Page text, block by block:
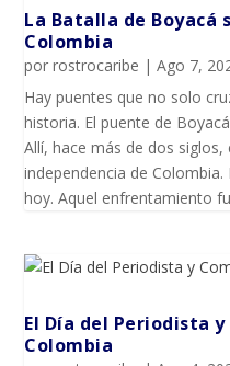
La Batalla de Boyacá
Colombia
porrostrocaribe |Ago 7,
Hay puentes que no solo
historia. El puente de
Allí, hace más de dos
independencia de
hoy. Aquel enfrentamiento
El Día del Periodista
Colombia